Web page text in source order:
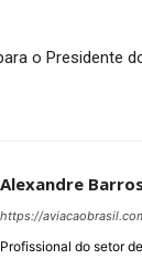
o Presidente
Alexandre
https://
Profissional do setor